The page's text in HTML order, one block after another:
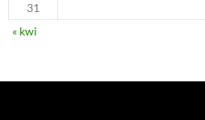
31
« kwi